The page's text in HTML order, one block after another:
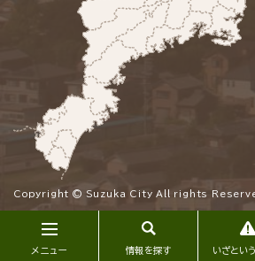
メニュー 情報を探す いざとい
Copyright © Suzuka City All rights